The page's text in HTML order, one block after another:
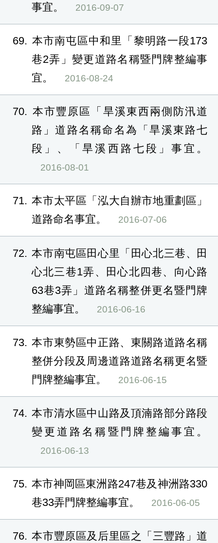
事宜。
2016-09-07
69
本市南屯區中和里「黎明路一段173
巷2弄」變更道路名稱暨門牌整編事
宜。
2016-08-24
70
本市豐原區「旱溪東西兩側防汛道
路」道路名稱命名為「旱溪東路七
段」、「旱溪西路七段」事宜。
2016-08-01
71 本市太平區「泓大自辦市地重劃區」
道路命名事宜。
2016-07-06
72
本市南屯區田心里「田心北三巷、田
心北三巷1弄、田心北四巷、向心路
63巷3弄」道路名稱整併更名暨門牌
整編事宜。
2016-06-16
73 本市東勢區中正路、東關路道路名稱
整併分段及周邊道路道路名稱更名暨
門牌整編事宜。
2016-06-15
74 本市清水區中山路及頂湳路部分路段
變更道路名稱暨門牌整編事宜。
2016-06-13
75 本市神岡區東洲路247巷及神洲路330
巷33弄門牌整編事宜。
2016-06-05
76 本市豐原區及后里區之「三豐路」道